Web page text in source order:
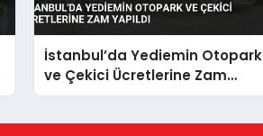
İstanbul’da Yediemin Otopark
ve Çekici Ücretlerine Zam
Yapıldı